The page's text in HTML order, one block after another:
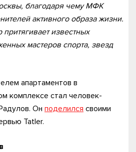
благодаря чему МФК
активного образа жизни.
известных
мастеров спорта, звезд
апартаментов в
комплексе стал человек-
Он поделился своими
Tatler.